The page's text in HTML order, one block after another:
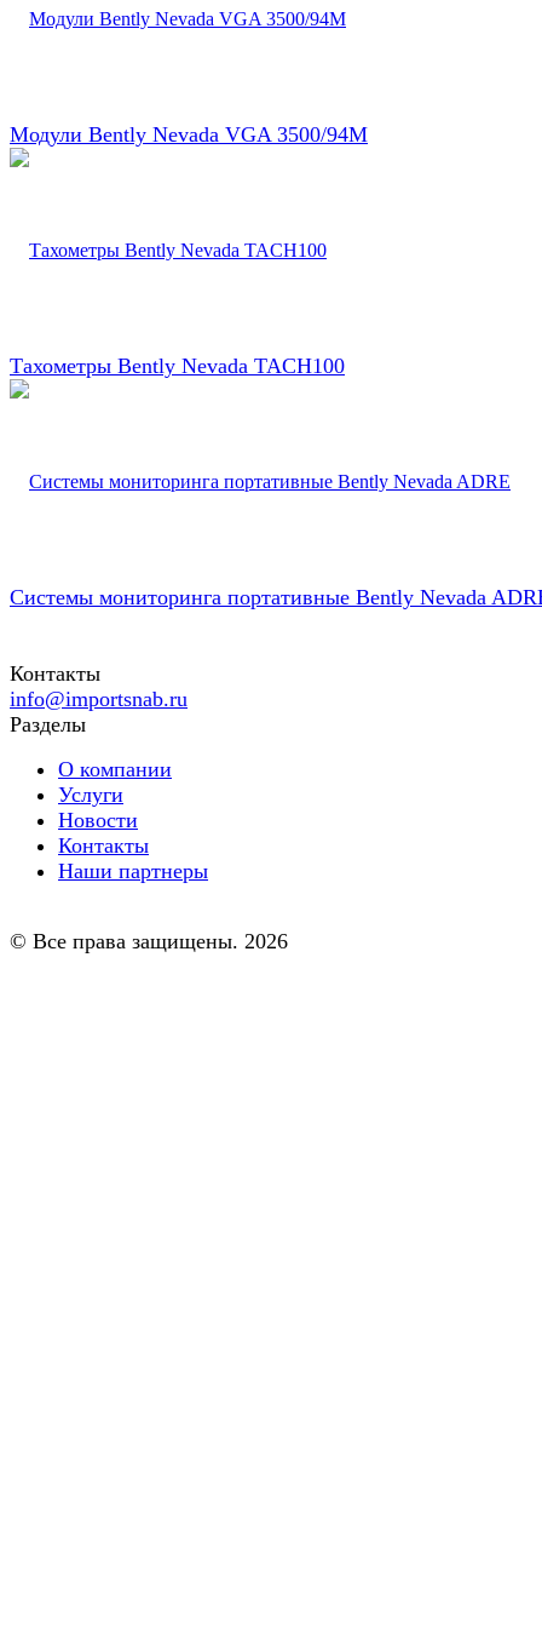
Модули Bently Nevada VGA 3500/94M
Тахометры Bently Nevada TACH100
Системы мониторинга портативные Bently Nevada
Контакты
info@importsnab.ru
Разделы
О компании
Услуги
Новости
Контакты
Наши партнеры
© Все права защищены. 2026